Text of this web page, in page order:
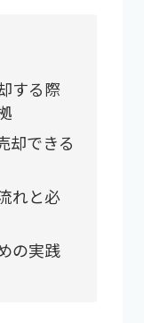
する際
却できる
れと必
の実践